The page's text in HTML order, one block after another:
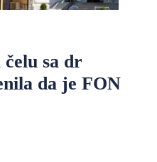
sa dr
da je FON